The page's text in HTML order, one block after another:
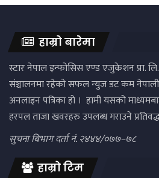
हाम्रो बारेमा
स्टार नेपाल इन्फोसिस एण्ड एजुकेशन प्रा. लि.
संञ्चालनमा रहेको सफल न्युज डट कम नेपाली
अनलाइन पत्रिका हो । हामी यसको
हरपल ताजा खवरहरु उपलब्ध गराउने
सुचना बिभाग दर्ता नं. २४४४/०७७–७८
हाम्रो टिम